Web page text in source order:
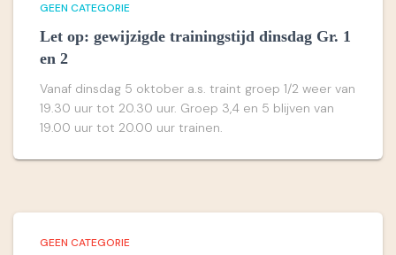
GEEN CATEGORIE
Let op: gewijzigde trainingstijd dinsdag Gr. 1
en 2
Vanaf dinsdag 5 oktober a.s. traint groep 1/2 weer van
19.30 uur tot 20.30 uur. Groep 3,4 en 5 blijven van
19.00 uur tot 20.00 uur trainen.
GEEN CATEGORIE